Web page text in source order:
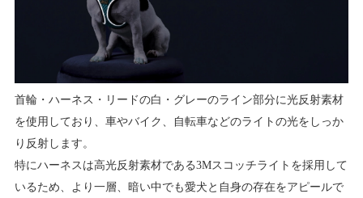
首輪・ハーネス・リードの白・グレーのライン部分に光反射素材
を使用しており、車やバイク、自転車などのライトの光をしっか
り反射します。
特にハーネスは高光反射素材である3Mスコッチライトを採用して
いるため、より一層、暗い中でも愛犬と自身の存在をアピールで